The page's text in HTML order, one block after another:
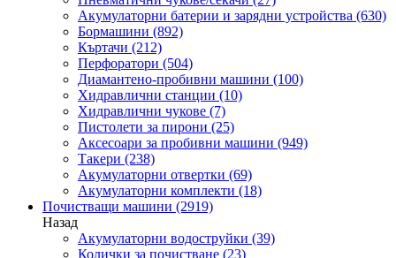
Акумулаторни батерии и зарядни устройства (630)
Бормашини (892)
Къртачи (212)
Перфоратори (504)
Диамантено-пробивни машини (100)
Хидравлични станции (10)
Хидравлични чукове (7)
Пистолети за пирони (25)
Аксесоари за пробивни машини (949)
Такери (238)
Акумулаторни отвертки (69)
Акумулаторни комплекти (18)
Почистващи машини (2919)
Назад
Акумулаторни водоструйки (39)
Колички за почистване (23)